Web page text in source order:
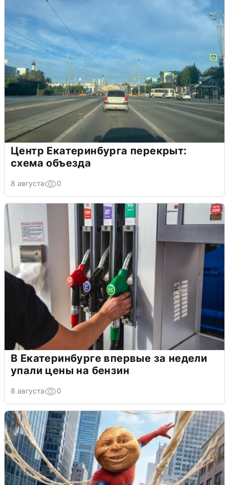
Центр Екатеринбурга перекрыт:
схема объезда
8 августа 0
В Екатеринбурге впервые за недели
упали цены на бензин
8 августа 0